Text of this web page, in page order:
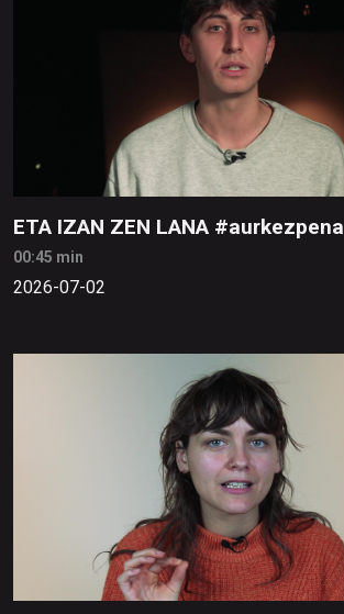
ETA IZAN ZEN LANA #aurkezpena
00:45 min
2026-07-02